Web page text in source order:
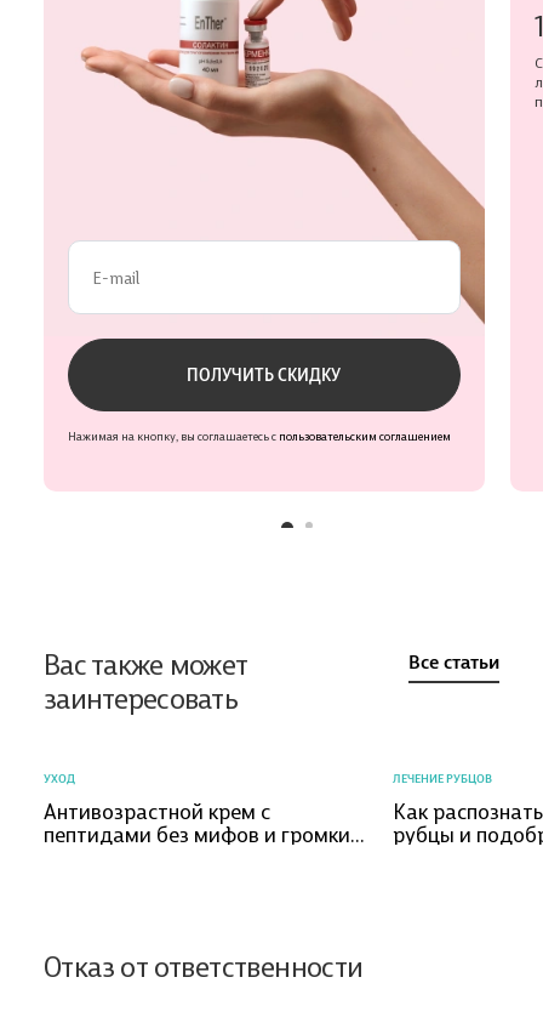
ПОЛУЧИТЬ СКИДКУ
Нажимая на кнопку, вы соглашаетесь с пользовательским соглашением
Вас также может
заинтересовать
Все статьи
УХОД
Антивозрастной крем с
пептидами без мифов и громких
ЛЕЧЕНИЕ РУБЦОВ
Как
рубцы и
Отказ от ответственности